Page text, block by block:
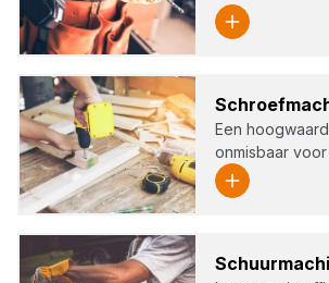
Een
onmisbaar